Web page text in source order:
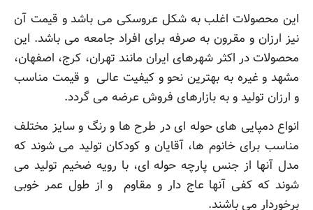
این محصولات اغلب به شکل عروسکی می باشد و قیمت آن
نیز ارزان و مقرون به صرفه برای افراد جامعه می باشد. این
محصولات در اکثر شهرهای ایران مانند تهران، کرج، اصفهان،
مشهد و غیره به بهترین نحو و کیفیت عالی و قیمت مناسب
و ارزان تولید و به بازارهای فروش عرضه می گردد.
انواع دمپایی های حوله ای در طرح ها و رنگ و سایز مختلف
مناسب برای خانوم ها، آقایان و کودکان تولید می شوند که
مدل آنها از جنس پارچه حوله ای، با رویه ضخیم تولید می
شوند که کفی آنها عاج دار و مقاوم و از طول عمر خوبی
برخوردار می باشند.